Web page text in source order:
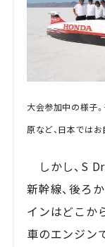
大会参加中の様子
原など、日本では
しかし、S
新幹線、後ろ
インはどこか
車のエンジン